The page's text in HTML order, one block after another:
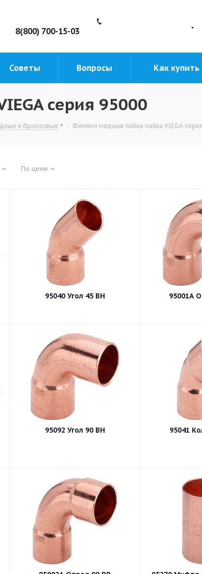
8(800) 700-15-03
Советы Вопросы Как купить
серия 95000
и бронзовые - Фитинги медные пайка-пайка VIEGA
По цене
95040 Угол 45 ВН 95001А
95092 Угол 90 ВН 95041